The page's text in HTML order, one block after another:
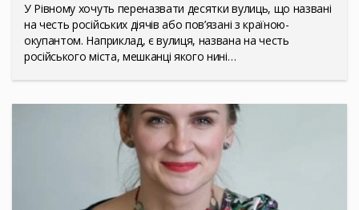
У Рівному хочуть переназвати десятки вулиць, що названі
на честь російських діячів або пов’язані з країною-
окупантом. Наприклад, є вулиця, названа на честь
російського міста, мешканці якого нині…